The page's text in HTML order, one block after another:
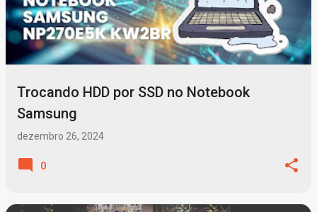
Trocando HDD por SSD no Notebook
Samsung
dezembro 26, 2024
0